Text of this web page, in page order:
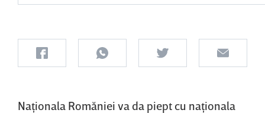
Naţionala Romăniei va da piept cu naţionala